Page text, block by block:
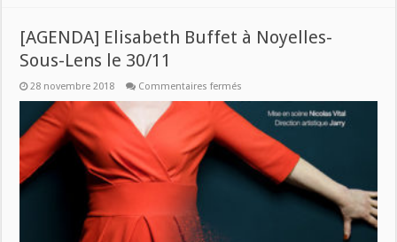
[AGENDA] Elisabeth Buffet à Noyelles-
Sous-Lens le 30/11
28 novembre 2018 Commentaires fermés
Elisabeth
Buffet
Noyelles-
Sous-
Lens
le
30/11